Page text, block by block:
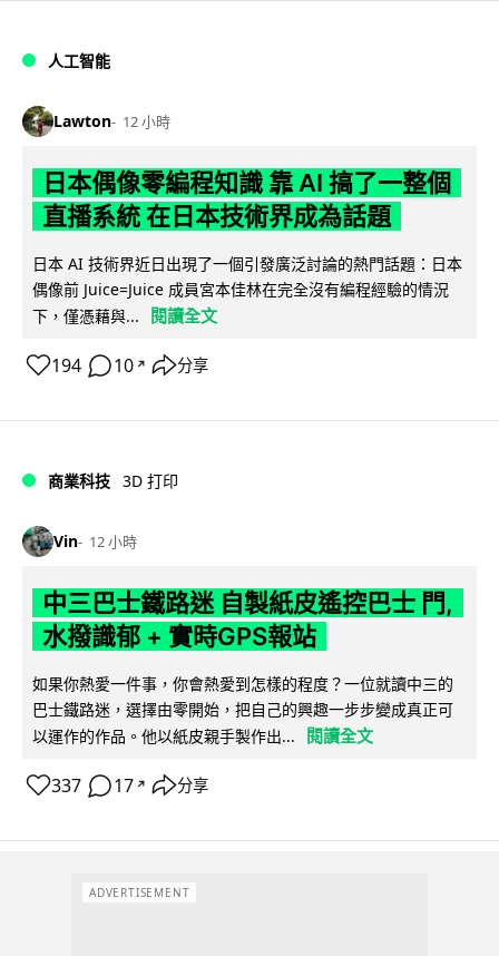
人工智能
Lawton 12 小時
日本偶像零編程知識 靠 AI 搞了一整個
直播系統 在日本技術界成為話題
日本 AI 技術界近日出現了一個引發廣泛討論的熱門話題：日本
偶像前 Juice=Juice 成員宮本佳林在完全沒有編程經驗的情況
下，僅憑藉與...
閱讀全文
194 10 ↗ 分享
商業科技 3D 打印
Vin 12 小時
中三巴士鐵路迷 自製紙皮遙控巴士 門,
水撥識郁 + 實時GPS報站
如果你熱愛一件事，你會熱愛到怎樣的程度？一位就讀中三的
巴士鐵路迷，選擇由零開始，把自己的興趣一步步變成真正可
以運作的作品。他以紙皮親手製作出...
閱讀全文
337 17 ↗ 分享
ADVERTISEMENT